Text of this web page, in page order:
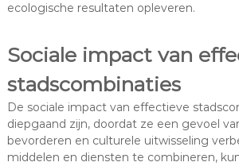
ecologische resultaten opleveren.
Sociale impact van
stadscombinaties
De sociale impact van effectieve
diepgaand zijn, doordat ze een gevoel
bevorderen en culturele uitwisseling
middelen en diensten te combineren,